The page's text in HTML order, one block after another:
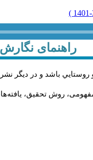
راهنمای نگارش
باشد و در دیگر
روش تحقیق، یافته‌ها،